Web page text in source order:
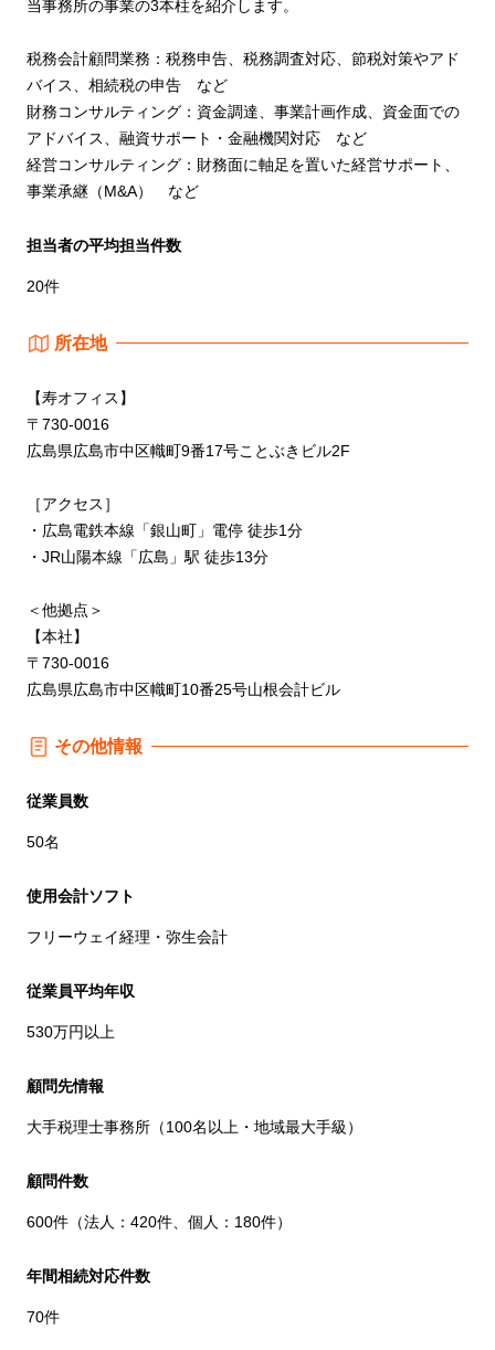
当事務所の事業の3本柱を紹介します。
税務会計顧問業務：税務申告、税務調査対応、節税対策やアド
バイス、相続税の申告 など
財務コンサルティング：資金調達、事業計画作成、資金面での
アドバイス、融資サポート・金融機関対応 など
経営コンサルティング：財務面に軸足を置いた経営サポート、
事業承継（M&A） など
担当者の平均担当件数
20件
所在地
【寿オフィス】
〒730-0016
広島県広島市中区幟町9番17号ことぶきビル2F
［アクセス］
・広島電鉄本線「銀山町」電停 徒歩1分
・JR山陽本線「広島」駅 徒歩13分
＜他拠点＞
【本社】
〒730-0016
広島県広島市中区幟町10番25号山根会計ビル
その他情報
従業員数
50名
使用会計ソフト
フリーウェイ経理・弥生会計
従業員平均年収
530万円以上
顧問先情報
大手税理士事務所（100名以上・地域最大手級）
顧問件数
600件（法人：420件、個人：180件）
年間相続対応件数
70件